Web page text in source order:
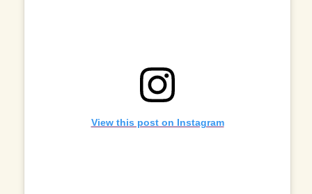
View this post on Instagram